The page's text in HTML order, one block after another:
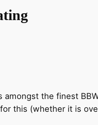
amongst the finest
this (whether it is